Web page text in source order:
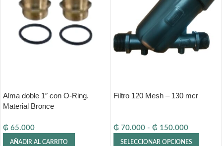
Alma doble 1″ con O-Ring.
Material Bronce
₲ 65.000
AÑADIR AL CARRITO
Filtro 120 Mesh – 130 mcr
₲ 70.000 - ₲ 150.000
SELECCIONAR OPCIONES